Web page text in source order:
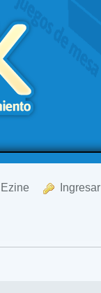
Ezine Ingresar